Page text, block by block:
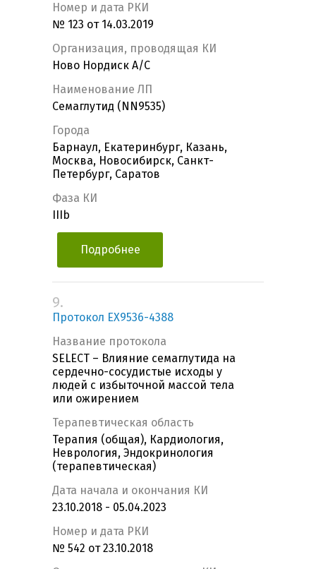
Номер и дата РКИ
№ 123 от 14.03.2019
Организация, проводящая КИ
Ново Нордиск А/С
Наименование ЛП
Семаглутид (NN9535)
Города
Барнаул, Екатеринбург, Казань,
Москва, Новосибирск, Санкт-
Петербург, Саратов
Фаза КИ
IIIb
Подробнее
9.
Протокол EX9536-4388
Название протокола
SELECT – Влияние семаглутида на
сердечно-сосудистые исходы у
людей с избыточной массой тела
или ожирением
Терапевтическая область
Терапия (общая), Кардиология,
Неврология, Эндокринология
(терапевтическая)
Дата начала и окончания КИ
23.10.2018 - 05.04.2023
Номер и дата РКИ
№ 542 от 23.10.2018